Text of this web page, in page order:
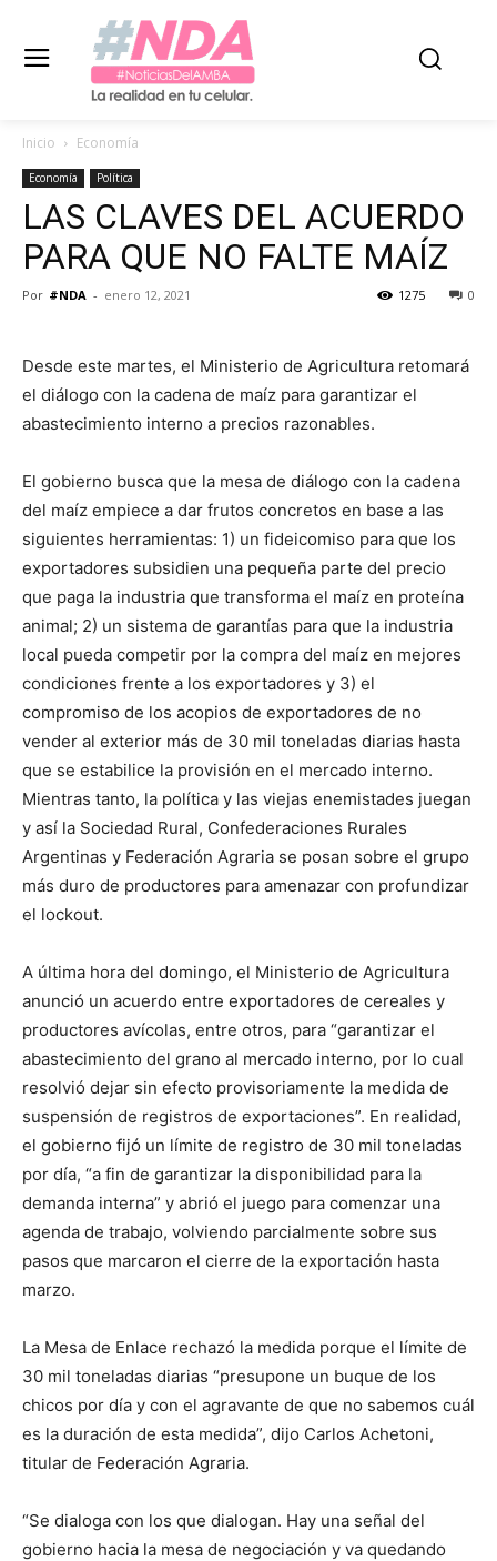
Inicio Economía
Economía Política
LAS CLAVES DEL ACUERDO
PARA QUE NO FALTE MAÍZ
Por #NDA - enero 12, 2021 0
1275
Desde este martes, el Ministerio de Agricultura retomará
el diálogo con la cadena de maíz para garantizar el
abastecimiento interno a precios razonables.
El gobierno busca que la mesa de diálogo con la cadena
del maíz empiece a dar frutos concretos en base a las
siguientes herramientas: 1) un fideicomiso para que los
exportadores subsidien una pequeña parte del precio
que paga la industria que transforma el maíz en proteína
animal; 2) un sistema de garantías para que la industria
local pueda competir por la compra del maíz en mejores
condiciones frente a los exportadores y 3) el
compromiso de los acopios de exportadores de no
vender al exterior más de 30 mil toneladas diarias hasta
que se estabilice la provisión en el mercado interno.
Mientras tanto, la política y las viejas enemistades juegan
y así la Sociedad Rural, Confederaciones Rurales
Argentinas y Federación Agraria se posan sobre el grupo
más duro de productores para amenazar con profundizar
el lockout.
A última hora del domingo, el Ministerio de Agricultura
anunció un acuerdo entre exportadores de cereales y
productores avícolas, entre otros, para “garantizar el
abastecimiento del grano al mercado interno, por lo cual
resolvió dejar sin efecto provisoriamente la medida de
suspensión de registros de exportaciones”. En realidad,
el gobierno fijó un límite de registro de 30 mil toneladas
por día, “a fin de garantizar la disponibilidad para la
demanda interna” y abrió el juego para comenzar una
agenda de trabajo, volviendo parcialmente sobre sus
pasos que marcaron el cierre de la exportación hasta
marzo.
La Mesa de Enlace rechazó la medida porque el límite de
30 mil toneladas diarias “presupone un buque de los
chicos por día y con el agravante de que no sabemos cuál
es la duración de esta medida”, dijo Carlos Achetoni,
titular de Federación Agraria.
“Se dialoga con los que dialogan. Hay una señal del
gobierno hacia la mesa de negociación y va quedando